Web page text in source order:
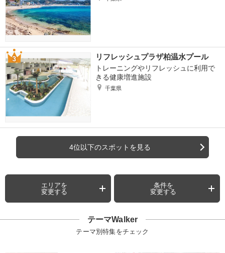
リフレッシュプラザ柏温水プール
トレーニングやリフレッシュに利用で
きる健康増進施設
千葉県
4位以下のスポットを見る
エリアを
変更する
条件を
変更する
テーマWalker
テーマ別特集をチェック